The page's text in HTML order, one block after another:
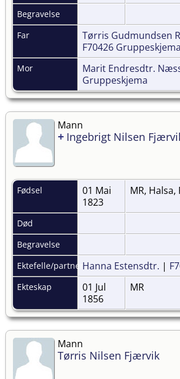
Begravelse
Far
Tørris Gudmundsen
F70426 Gruppeskjema
Mor Marit Endresdtr.
Gruppeskjema
Mann
+ Ingebrigt Nilsen
Fødsel
01 Mai
1823
MR,
Død
Begravelse
Ektefelle/partnerHanna Estensdtr. |
Ekteskap
01 Jul
1856
MR
Mann
Tørris Nilsen Fjærvik